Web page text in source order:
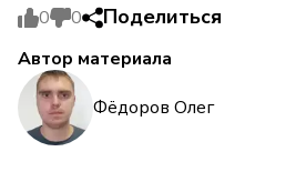
0 0 Поделиться
Автор материала
Фёдоров Олег